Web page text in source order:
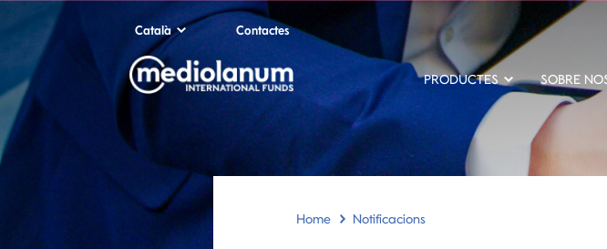
Català Contactes
PRODUCTES SOBRE
Home Notificacions